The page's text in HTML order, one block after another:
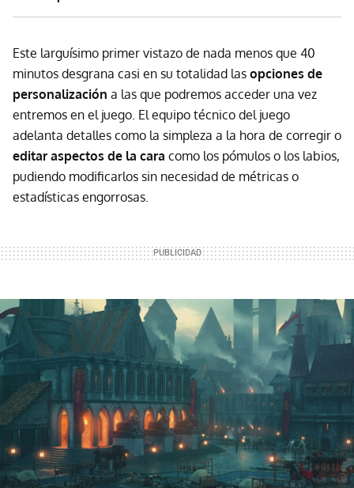
Este larguísimo primer vistazo de nada menos que 40
minutos desgrana casi en su totalidad las opciones de
personalización a las que podremos acceder una vez
entremos en el juego. El equipo técnico del juego
adelanta detalles como la simpleza a la hora de corregir o
editar aspectos de la cara como los pómulos o los labios,
pudiendo modificarlos sin necesidad de métricas o
estadísticas engorrosas.